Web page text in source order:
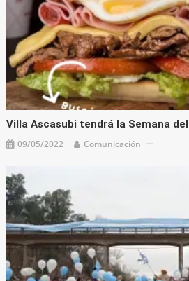
Villa Ascasubi tendrá la Semana
09/05/2022 Comunicación